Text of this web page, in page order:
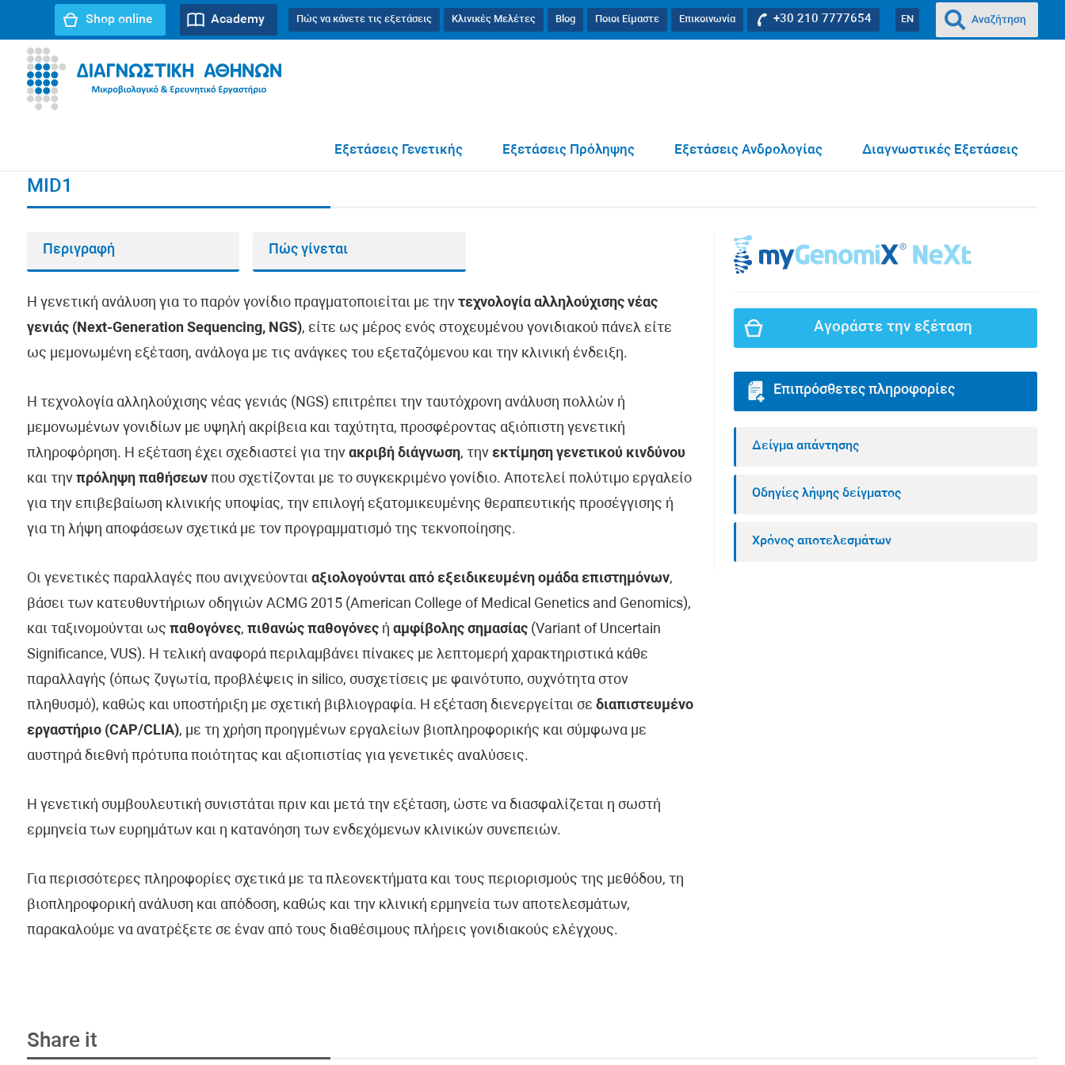
EN
+30 210 7777654
Επικοινωνία
Ποιοι Είμαστε
Blog
Κλινικές Μελέτες
Πώς να κάνετε τις εξετάσεις
Academy
Shop online
Διαγνωστικές Εξετάσεις
Εξετάσεις Ανδρολογίας
Εξετάσεις Πρόληψης
Εξετάσεις Γενετικής
MID1
Περιγραφή Πώς γίνεται
Η γενετική ανάλυση για το παρόν γονίδιο πραγματοποιείται με την τεχνολογία αλληλούχισης νέας
γενιάς (Next-Generation Sequencing, NGS), είτε ως μέρος ενός στοχευμένου γονιδιακού πάνελ είτε
ως μεμονωμένη εξέταση, ανάλογα με τις ανάγκες του εξεταζόμενου και την κλινική ένδειξη.
Η τεχνολογία αλληλούχισης νέας γενιάς (NGS) επιτρέπει την ταυτόχρονη ανάλυση πολλών ή
μεμονωμένων γονιδίων με υψηλή ακρίβεια και ταχύτητα, προσφέροντας αξιόπιστη γενετική
πληροφόρηση. Η εξέταση έχει σχεδιαστεί για την ακριβή διάγνωση, την εκτίμηση γενετικού κινδύνου
και την πρόληψη παθήσεωνπου σχετίζονται με το συγκεκριμένο γονίδιο. Αποτελεί πολύτιμο εργαλείο
για την επιβεβαίωση κλινικής υποψίας, την επιλογή εξατομικευμένης θεραπευτικής προσέγγισης ή
για τη λήψη αποφάσεων σχετικά με τον προγραμματισμό της τεκνοποίησης.
Οι γενετικές παραλλαγές που ανιχνεύονται αξιολογούνται από εξειδικευμένη ομάδα επιστημόνων,
βάσει των κατευθυντήριων οδηγιών ACMG 2015 (American College of Medical Genetics and Genomics),
και ταξινομούνται ως παθογόνες, πιθανώς παθογόνεςή αμφίβολης σημασίας(Variant of Uncertain
Significance, VUS). Η τελική αναφορά περιλαμβάνει πίνακες με λεπτομερή χαρακτηριστικά κάθε
παραλλαγής (όπως ζυγωτία, προβλέψεις in silico, συσχετίσεις με φαινότυπο, συχνότητα στον
πληθυσμό), καθώς και υποστήριξη με σχετική βιβλιογραφία. Η εξέταση διενεργείται σε διαπιστευμένο
εργαστήριο (CAP/CLIA), με τη χρήση προηγμένων εργαλείων βιοπληροφορικής και σύμφωνα με
αυστηρά διεθνή πρότυπα ποιότητας και αξιοπιστίας για γενετικές αναλύσεις.
Η γενετική συμβουλευτική συνιστάται πριν και μετά την εξέταση, ώστε να διασφαλίζεται η σωστή
ερμηνεία των ευρημάτων και η κατανόηση των ενδεχόμενων κλινικών συνεπειών.
Για περισσότερες πληροφορίες σχετικά με τα πλεονεκτήματα και τους περιορισμούς της μεθόδου, τη
βιοπληροφορική ανάλυση και απόδοση, καθώς και την κλινική ερμηνεία των αποτελεσμάτων,
παρακαλούμε να ανατρέξετε σε έναν από τους διαθέσιμους πλήρεις γονιδιακούς ελέγχους.
Αγοράστε την εξέταση
Επιπρόσθετες πληροφορίες
Δείγμα απάντησης
Οδηγίες λήψης δείγματος
Χρόνος αποτελεσμάτων
Share it